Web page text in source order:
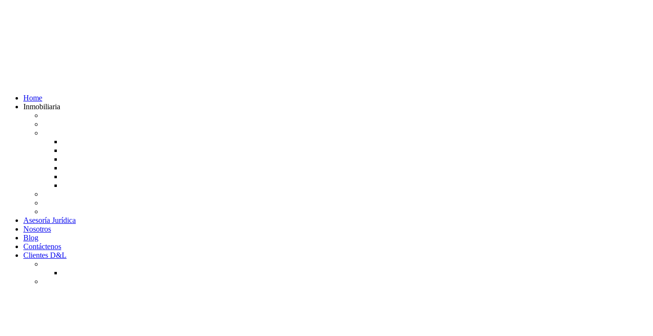
Home
Inmobiliaria
Asesoría Jurídica
Nosotros
Blog
Contáctenos
Clientes D&L